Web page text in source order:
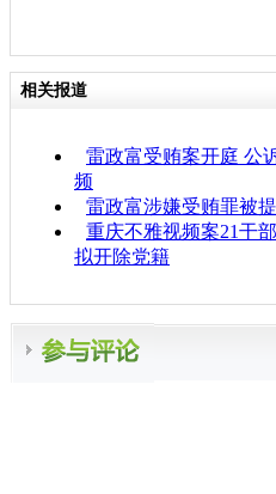
相关报道
雷政富受贿案开庭 公
频
雷政富涉嫌受贿罪被
重庆不雅视频案21干
拟开除党籍